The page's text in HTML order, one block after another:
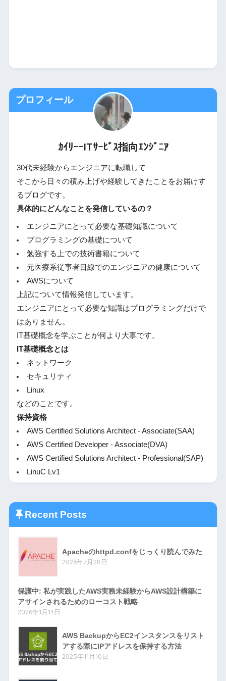
プロフィール
ｶｲﾘｰｰITｻｰﾋﾞｽ指向ｴﾝｼﾞﾆｱ
30代未経験からエンジニアに転職して
そこから日々の積み上げや経験してきたことをお届けす
るブログです。
具体的にどんなことを発信しているの？
エンジニアにとって必要な基礎知識について
プログラミングの基礎について
勉強する上での技術書籍について
元医療系従事者目線でのエンジニアの健康について
AWSについて
上記について情報発信しています。
エンジニアにとって必要な知識はプログラミングだけで
はありません。
IT基礎概念を学ぶことが何より大事です。
IT基礎概念とは
ネットワーク
セキュリティ
Linux
などのことです。
保持資格
AWS Certified Solutions Architect - Associate(SAA)
AWS Certified Developer - Associate(DVA)
AWS Certified Solutions Architect - Professional(SAP)
LinuC Lv1
Recent Posts
Apacheのhttpd.confをじっくり読んでみた
2026年7月28日
保護中: 私が実践したAWS実務未経験からAWS設計構築に
アサインされるためのローコスト戦略
2026年1月13日
AWS BackupからEC2インスタンスをリスト
アする際にIPアドレスを保持する方法
2025年11月10日